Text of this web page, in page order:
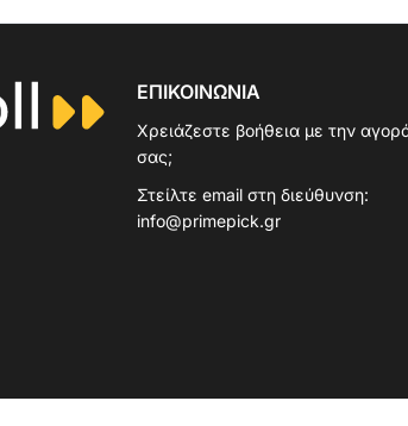
ΕΠΙΚΟΙΝΩΝΊΑ
Χρειάζεστε βοήθεια με την
σας;
Στείλτε email στη διεύθυνση:
info@primepick.gr